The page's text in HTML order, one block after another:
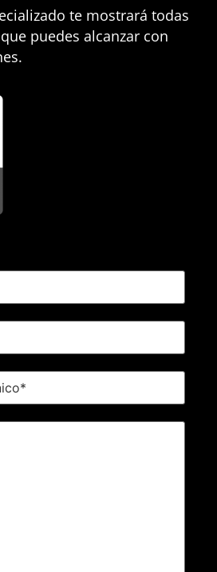
te mostrará todas
puedes alcanzar con